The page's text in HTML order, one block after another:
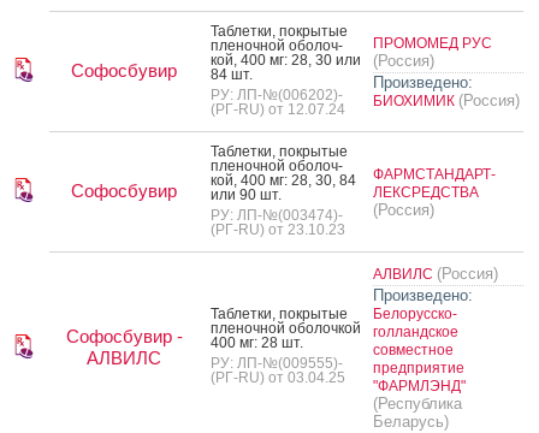
Софосбувир
Таб­летки, пок­ры­тые
пле­ноч­ной обо­лоч­
кой, 400 мг: 28, 30 или
84 шт.
РУ: ЛП-№(006202)-
(РГ-RU) от 12.07.24
ПРОМОМЕД РУС
(Россия)
Произведено:
БИОХИМИК (Россия)
Софосбувир
Таб­летки, пок­ры­тые
пле­ноч­ной обо­лоч­
кой, 400 мг: 28, 30, 84
или 90 шт.
РУ: ЛП-№(003474)-
(РГ-RU) от 23.10.23
ФАРМСТАНДАРТ-
ЛЕКСРЕДСТВА
(Россия)
Софосбувир -
АЛВИЛС
Таб­летки, пок­ры­тые
пле­ноч­ной обо­лоч­кой
400 мг: 28 шт.
РУ: ЛП-№(009555)-
(РГ-RU) от 03.04.25
АЛВИЛС (Россия)
Произведено:
Белорусско-
голландское
совместное
предприятие
"ФАРМЛЭНД"
(Республика
Беларусь)